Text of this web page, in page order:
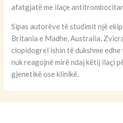
afatgjatë me ilaçe
Sipas autorëve të studimit një
Britania e Madhe, Australia,
clopidogrel ishin të dukshme
nuk reagojnë mirë ndaj këtij ilaçi
gjenetikë ose klinikë.